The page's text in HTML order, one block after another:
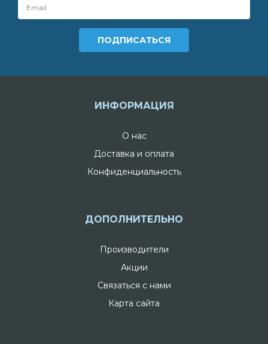
ИНФОРМАЦИЯ
О нас
Доставка и оплата
Конфиденциальность
ДОПОЛНИТЕЛЬНО
Производители
Акции
Связаться с нами
Карта сайта